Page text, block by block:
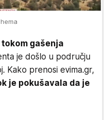
gašenja
je došlo u području
Kako prenosi evima.gr,
je pokušavala da je